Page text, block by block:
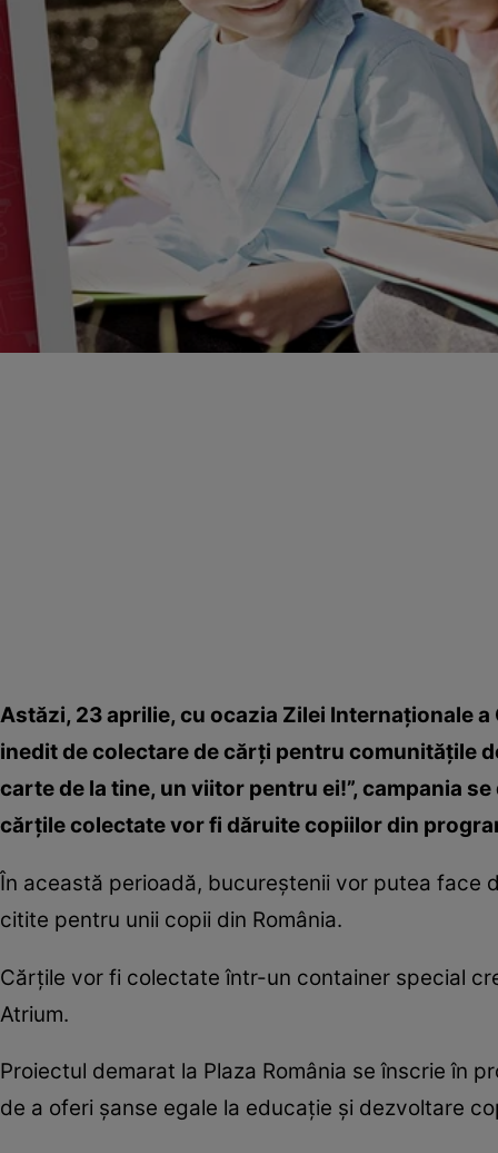
Astăzi, 23 aprilie, cu ocazia Zilei Internaţionale
inedit de colectare de cărţi pentru comunităţile
carte de la tine, un viitor pentru ei!”, campania
cărţile colectate vor fi dăruite copiilor din
În această perioadă, bucureştenii vor putea face
citite pentru unii copii din România.
Cărţile vor fi colectate într-un container special
Atrium.
Proiectul demarat la Plaza România se înscrie în
de a oferi şanse egale la educaţie şi dezvoltare